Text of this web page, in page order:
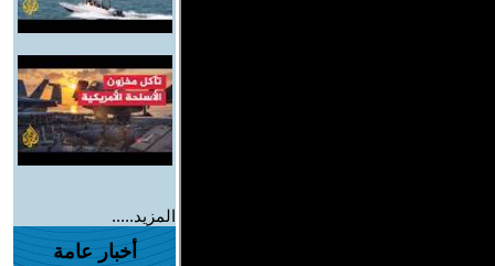
المزيد.....
أخبار عامة